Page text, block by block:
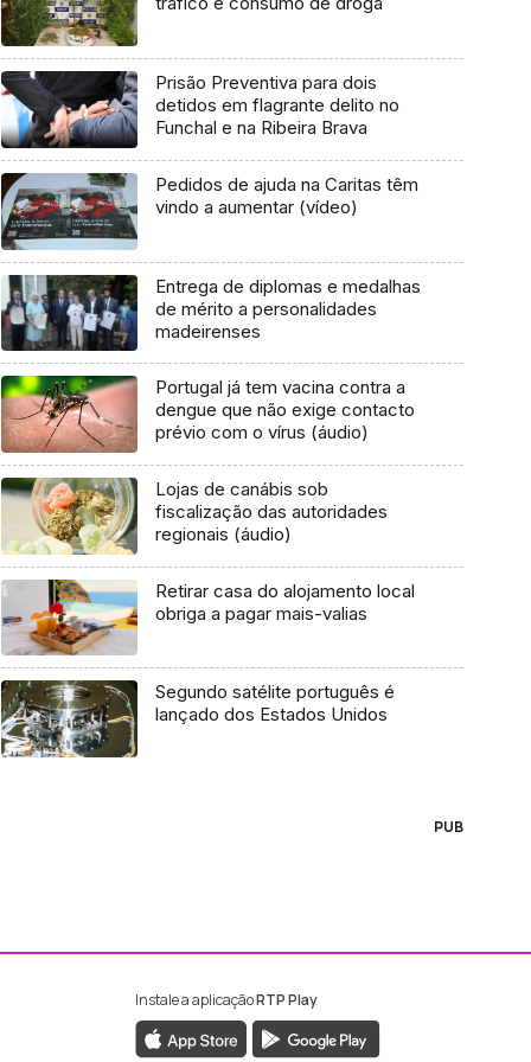
Prisão Preventiva para dois
detidos em flagrante delito no
Funchal e na Ribeira Brava
Pedidos de ajuda na Caritas têm
vindo a aumentar (vídeo)
Entrega de diplomas e medalhas
de mérito a personalidades
madeirenses
Portugal já tem vacina contra a
dengue que não exige contacto
prévio com o vírus (áudio)
Lojas de canábis sob
fiscalização das autoridades
regionais (áudio)
Retirar casa do alojamento local
obriga a pagar mais-valias
Segundo satélite português é
lançado dos Estados Unidos
PUB
da RTP Madeira
da RTP Madeira
Instale a aplicaçãoRTP Play